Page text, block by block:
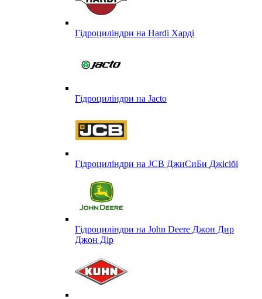
Гідроциліндри на Hardi Харді
Гідроциліндри на Jacto
Гідроциліндри на JCB ДжиСиБи Джісібі
Гідроциліндри на John Deere Джон Дир
Джон Дір